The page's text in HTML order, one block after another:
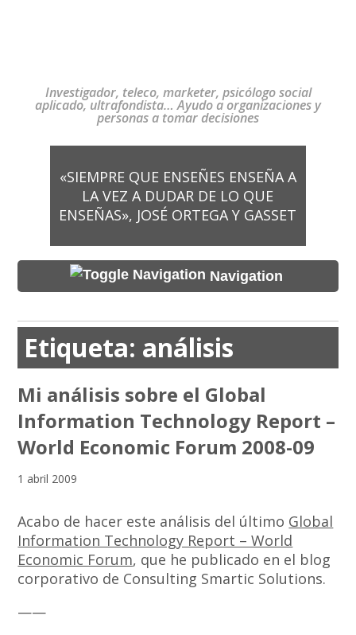
Investigador, teleco, marketer, psicólogo social
aplicado, ultrafondista… Ayudo a organizaciones y
personas a tomar decisiones
«SIEMPRE QUE ENSEÑES ENSEÑA A
LA VEZ A DUDAR DE LO QUE
ENSEÑAS», JOSÉ ORTEGA Y GASSET
Navigation
Etiqueta: análisis
Mi análisis sobre el Global
Information Technology Report –
World Economic Forum 2008-09
1 abril 2009
Acabo de hacer este análisis del último Global
Information Technology Report – World
Economic Forum, que he publicado en el blog
corporativo de Consulting Smartic Solutions.
——